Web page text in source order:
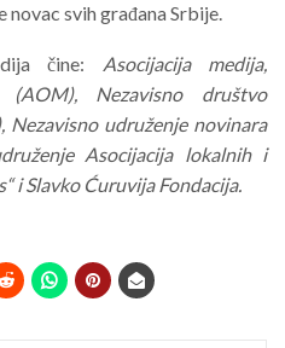
svih građana Srbije.
čine: Asocijacija medija,
Nezavisno društvo
udruženje novinara
Asocijacija lokalnih i
i Slavko Ćuruvija Fondacija.